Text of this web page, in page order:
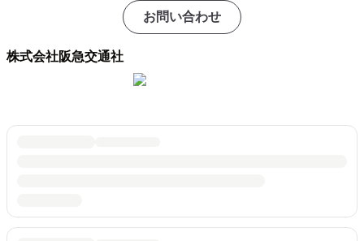
お問い合わせ
株式会社阪急交通社